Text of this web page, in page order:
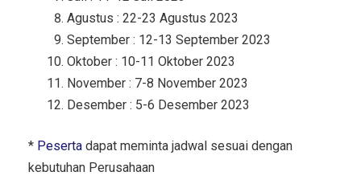
Agustus : 22-23 Agustus 2023
September : 12-13 September 2023
Oktober : 10-11 Oktober 2023
November : 7-8 November 2023
Desember : 5-6 Desember 2023
* Peserta dapat meminta jadwal sesuai dengan
kebutuhan Perusahaan